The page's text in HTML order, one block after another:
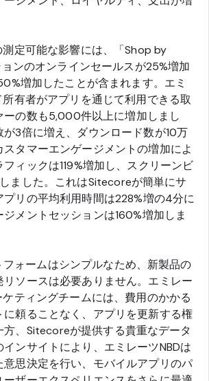
測定可能な影響には、「Shop by
ンのオンラインセールスが25%増加
増加したことが含まれます。エミ
所有者がアプリを通じて利用できる取
ーの数も5,000件以上に増加しまし
が3倍に増え、ダウンロード数が10万
タマーエンゲージメントの増加によ
ィックは119%増加し、スクリーンビ
ました。これはSitecoreが簡単にサ
リの平均利用時間は228%増の4分に
メントセッションは160%増加しま
ォームはシンプルなため、新製品の
ソースは必要ありません。エミレー
ケティングチームには、費用のかかる
頼ることなく、アプリを更新する権
方、Sitecoreが提供する貴重なデータ
ンサイトにより、エミレーツNBDは
意思決定を行い、モバイルアプリのパ